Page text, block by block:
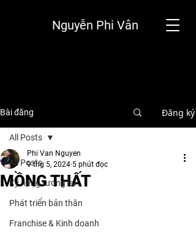
Nguyễn Phi Vân
Bài đăng Đăng ký
All Posts
Kỹ năng tương lai
Phát triển bản thân
Franchise & Kinh doanh
All Posts
MỒNG THẤT
Phi Van Nguyen
9 thg 5, 2024 5 phút đọc